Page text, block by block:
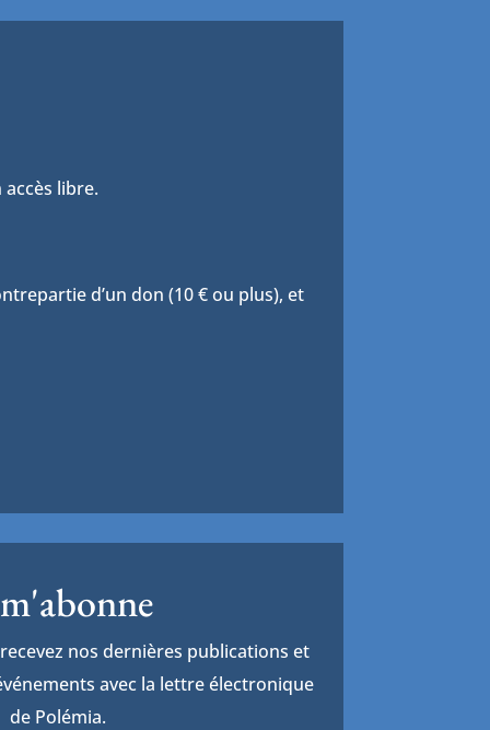
libre.
d’un don (10 € ou plus), et
nos dernières publications et
avec la lettre électronique
de Polémia.